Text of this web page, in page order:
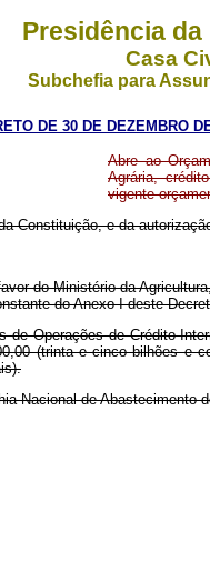
Presidência
Casa
Subchefia para
DE 30 DE DEZEMBRO
Abre ao
Agrária,
vigente
Constituição, e da
do Ministério da
do Anexo I deste
Operações de Crédito
(trinta e cinco bilhões
Nacional de Abastecimento